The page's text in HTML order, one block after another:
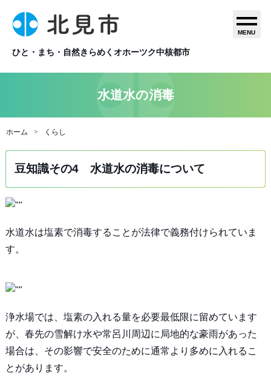
ひと・まち・自然きらめくオホーツク中核都市
MENU
水道水の消毒
ホーム くらし
豆知識その4 水道水の消毒について
水道水は塩素で消毒することが法律で義務付けられていま
す。
浄水場では、塩素の入れる量を必要最低限に留めています
が、春先の雪解け水や常呂川周辺に局地的な豪雨があった
場合は、その影響で安全のために通常より多めに入れるこ
とがあります。